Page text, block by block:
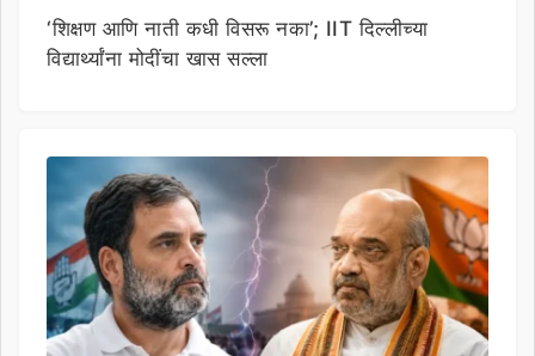
‘शिक्षण आणि नाती कधी विसरू नका’; IIT दिल्लीच्या
विद्यार्थ्यांना मोदींचा खास सल्ला